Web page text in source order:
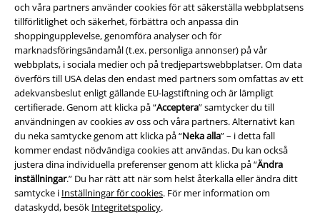
och våra partners använder cookies för att säkerställa webbplatsens
tillförlitlighet och säkerhet, förbättra och anpassa din
shoppingupplevelse, genomföra analyser och för
marknadsföringsändamål (t.ex. personliga annonser) på vår
webbplats, i sociala medier och på tredjepartswebbplatser. Om data
överförs till USA delas den endast med partners som omfattas av ett
adekvansbeslut enligt gällande EU-lagstiftning och är lämpligt
certifierade. Genom att klicka på “Acceptera” samtycker du till
användningen av cookies av oss och våra partners. Alternativt kan
du neka samtycke genom att klicka på “Neka alla” – i detta fall
kommer endast nödvändiga cookies att användas. Du kan också
justera dina individuella preferenser genom att klicka på “Ändra
inställningar.” Du har rätt att när som helst återkalla eller ändra ditt
samtycke i Inställningar för cookies. För mer information om
dataskydd, besök Integritetspolicy.
Juridisk information/Villkor
Villkor
Om oss
Ladda ner villkoren
Avfallshantering och miljöskydd
Försäkran om överensstämmelse